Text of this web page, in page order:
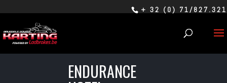
+ 32 (0) 71/827.321
ENDURANCE